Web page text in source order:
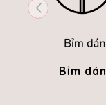
Bỉm dán